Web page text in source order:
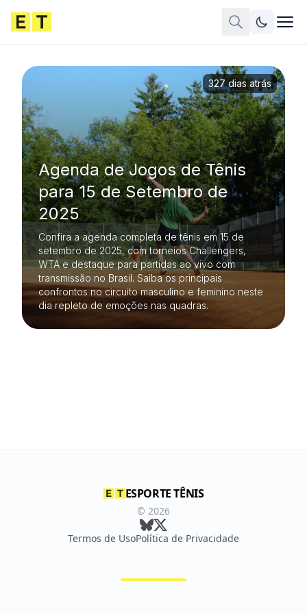
Agenda de Jogos de Tênis
para 15 de Setembro de
2025
Confira a agenda completa de tênis em 15 de
setembro de 2025, com torneios Challengers,
WTA e destaque para partidas ao vivo com
transmissão no Brasil. Saiba os principais
confrontos no circuito masculino e feminino neste
dia repleto de emoções nas quadras.
327 dias atrás
ESPORTE TÊNIS
© 2026
Termos de UsoPolítica de Privacidade